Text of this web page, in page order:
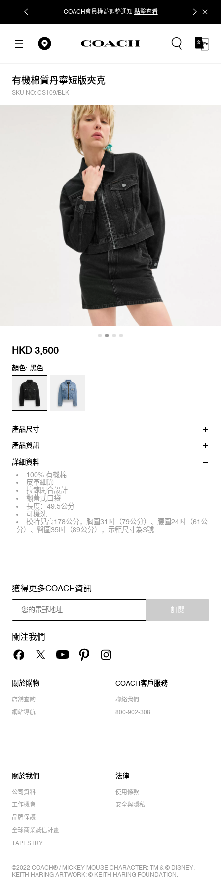
COACH會員權益調整通知 點擊查看 立即追蹤
有機棉質丹寧短版夾克
SKU NO: CS109/BLK
HKD 3,500
顏色: 黑色
產品尺寸
產品資訊
詳細資料
100% 有機棉
皮革細節
拉鍊閉合設計
翻蓋式口袋
長度：49.5公分
可機洗
模特兒高178公分，胸圍31吋（79公分）、腰圍24吋（61公
分）、臀圍35吋（89公分），示範尺寸為S號
獲得更多COACH資訊
訂閱
關注我們
關於購物
店舖查詢
網站導航
COACH客戶服務
聯絡我們
800-902-308
關於我們
公司資料
工作機會
品牌保護
全球商業誠信計畫
TAPESTRY
法律
使用條款
安全與隱私
©2022 COACH® / MICKEY MOUSE CHARACTER: TM & © DISNEY.
KEITH HARING ARTWORK: © KEITH HARING FOUNDATION.